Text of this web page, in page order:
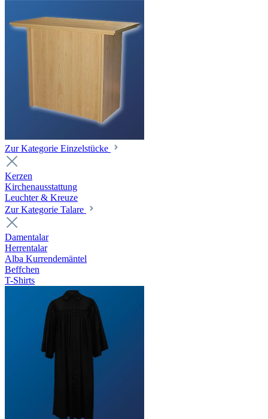
Zur Kategorie Einzelstücke
Kerzen
Kirchenausstattung
Leuchter & Kreuze
Zur Kategorie Talare
Damentalar
Herrentalar
Alba Kurrendemäntel
Beffchen
T-Shirts